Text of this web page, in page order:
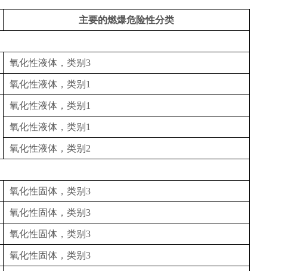
主要的燃爆危险性分类
氧化性液体，类别 3
氧化性液体，类别 1
氧化性液体，类别 1
氧化性液体，类别 1
氧化性液体，类别 2
氧化性固体，类别 3
氧化性固体，类别 3
氧化性固体，类别 3
氧化性固体，类别 3